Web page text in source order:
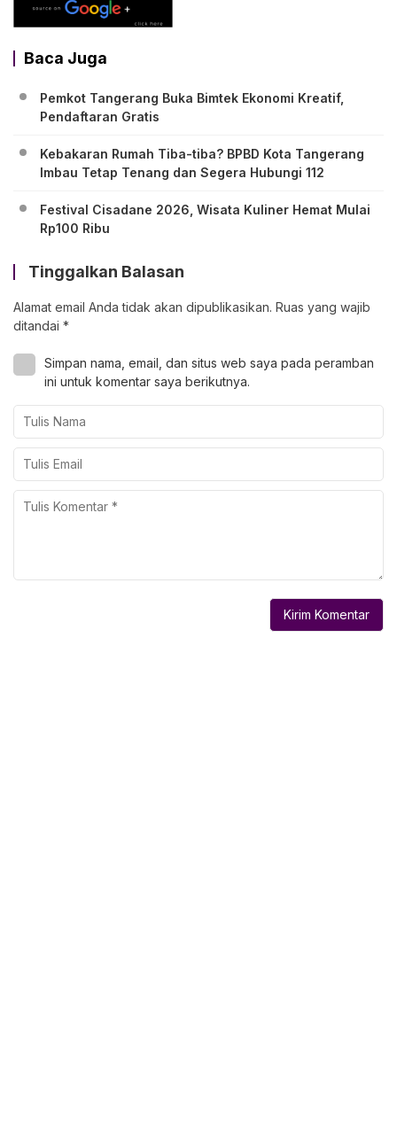
Baca Juga
Pemkot Tangerang Buka Bimtek Ekonomi Kreatif,
Pendaftaran Gratis
Kebakaran Rumah Tiba-tiba? BPBD Kota Tangerang
Imbau Tetap Tenang dan Segera Hubungi 112
Festival Cisadane 2026, Wisata Kuliner Hemat Mulai
Rp100 Ribu
Tinggalkan Balasan
Alamat email Anda tidak akan dipublikasikan. Ruas yang wajib
ditandai *
Simpan nama, email, dan situs web saya pada peramban
ini untuk komentar saya berikutnya.